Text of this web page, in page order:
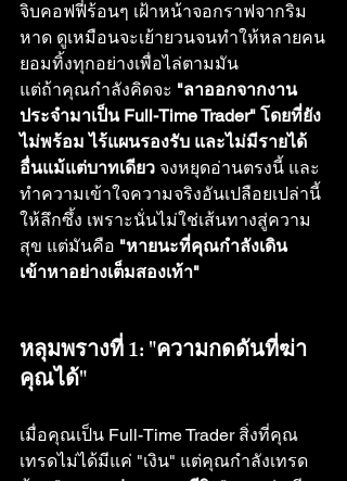
จิบคอฟฟี่ร้อนๆ เฝ้าหน้าจอกราฟจากริม
หาด ดูเหมือนจะเย้ายวนจนทำให้หลายคน
ยอมทิ้งทุกอย่างเพื่อไล่ตามมัน
แต่ถ้าคุณกำลังคิดจะ "ลาออกจากงาน
ประจำมาเป็น Full-Time Trader" โดยที่ยัง
ไม่พร้อม ไร้แผนรองรับ และไม่มีรายได้
อื่นแม้แต่บาทเดียว จงหยุดอ่านตรงนี้ และ
ทำความเข้าใจความจริงอันเปลือยเปล่านี้
ให้ลึกซึ้ง เพราะนั่นไม่ใช่เส้นทางสู่ความ
สุข แต่มันคือ "หายนะที่คุณกำลังเดิน
เข้าหาอย่างเต็มสองเท้า"
หลุมพรางที่ 1: "ความกดดันที่ฆ่า
คุณได้"
เมื่อคุณเป็น Full-Time Trader สิ่งที่คุณ
เทรดไม่ได้มีแค่ "เงิน" แต่คุณกำลังเทรด